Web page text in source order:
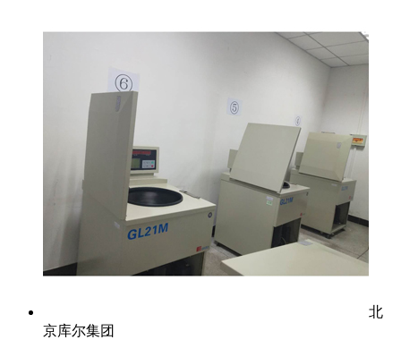
北
京库尔集团